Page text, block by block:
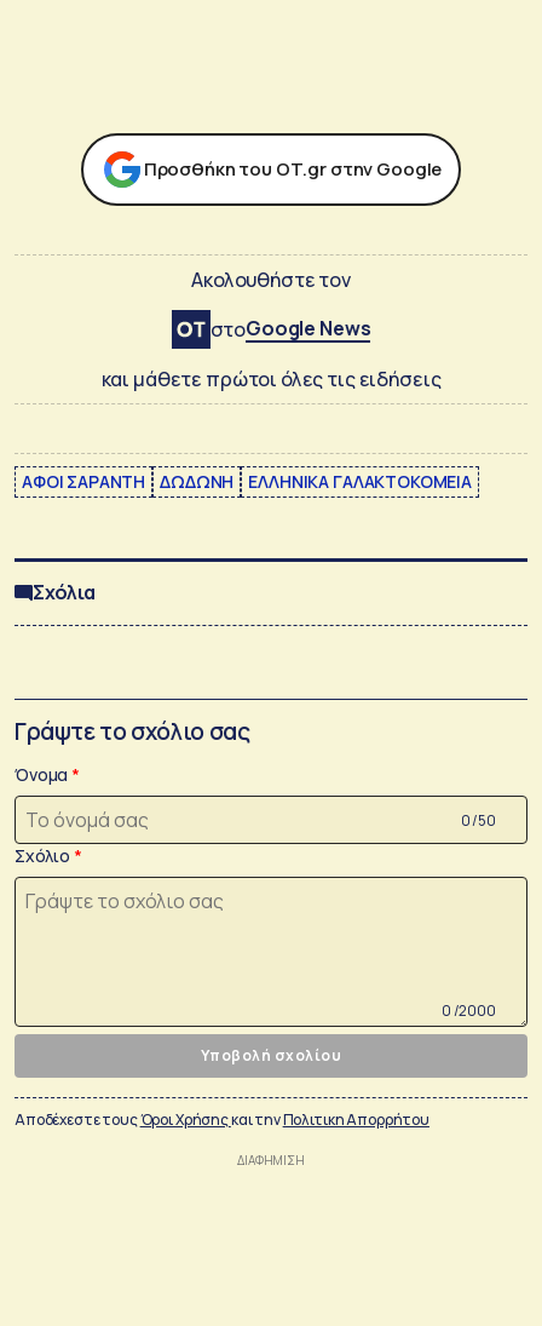
Προσθήκη του ΟΤ.gr στην Google
Ακολουθήστε τον
στοGoogle News
και μάθετε πρώτοι όλες τις ειδήσεις
ΑΦΟΙ ΣΑΡΑΝΤΗ ΔΩΔΩΝΗ ΕΛΛΗΝΙΚΑ ΓΑΛΑΚΤΟΚΟΜΕΙΑ
Σχόλια
Γράψτε το σχόλιο σας
Όνομα
0 /50
Σχόλιο
0 /2000
Υποβολή σχολίου
Αποδέχεστε τουςΌροι Χρήσηςκαι τηνΠολιτικη Απορρήτου